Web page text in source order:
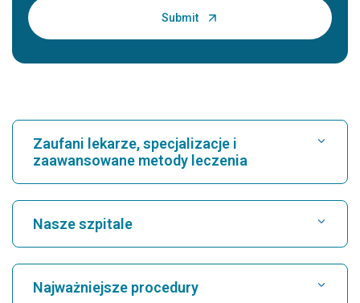
Zaufani lekarze, specjalizacje i
zaawansowane metody leczenia
Znajdź szpital
Znajdź kardiologa
Nasze szpitale
Najważniejsze procedury